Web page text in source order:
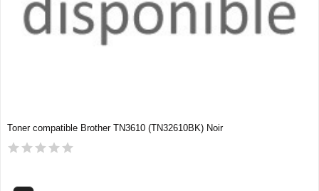
Toner compatible Brother TN3610 (TN32610BK) Noir